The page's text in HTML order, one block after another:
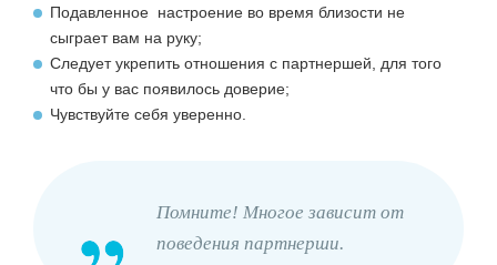
Подавленное настроение во время близости не
сыграет вам на руку;
Следует укрепить отношения с партнершей, для того
что бы у вас появилось доверие;
Чувствуйте себя уверенно.
Помните! Многое зависит от
поведения партнерши.